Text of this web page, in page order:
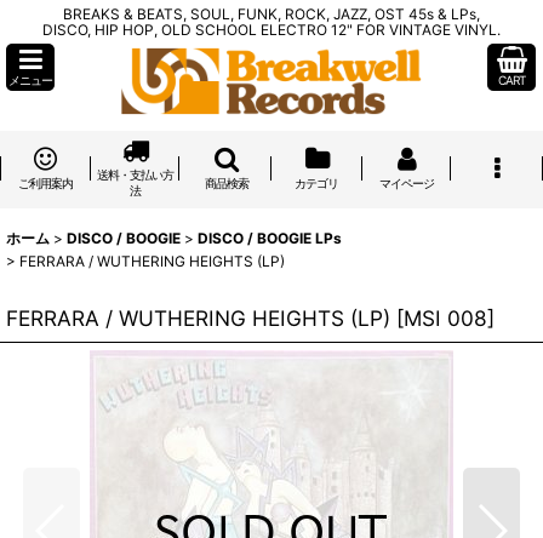
BREAKS & BEATS, SOUL, FUNK, ROCK, JAZZ, OST 45s & LPs,
DISCO, HIP HOP, OLD SCHOOL ELECTRO 12" FOR VINTAGE VINYL.
メニュー CART
ご利用案内
送料・支払い方
法
商品検索 カテゴリ マイページ
ホーム > DISCO / BOOGIE > DISCO / BOOGIE LPs
> FERRARA / WUTHERING HEIGHTS (LP)
FERRARA / WUTHERING HEIGHTS (LP) [MSI 008]